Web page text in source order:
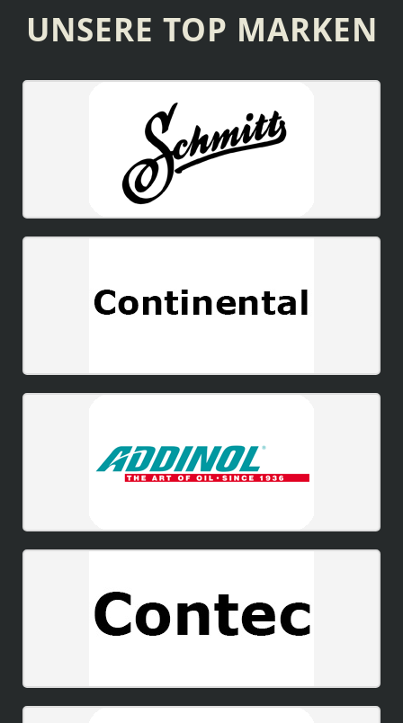
UNSERE TOP MARKEN